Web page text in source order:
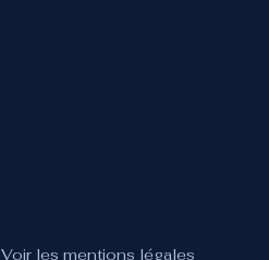
Voir les mentions légales